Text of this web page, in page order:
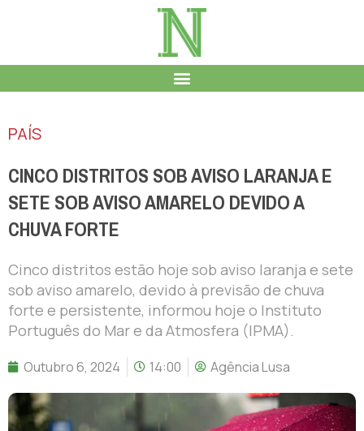
PAÍS
CINCO DISTRITOS SOB AVISO LARANJA E
SETE SOB AVISO AMARELO DEVIDO A
CHUVA FORTE
Cinco distritos estão hoje sob aviso laranja e sete
sob aviso amarelo, devido à previsão de chuva
forte e persistente, informou hoje o Instituto
Português do Mar e da Atmosfera (IPMA).
Outubro 6, 2024 14:00 Agência Lusa